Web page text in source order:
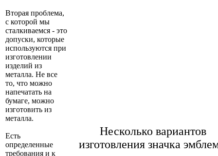
Вторая проблема,
с которой мы
сталкиваемся - это
допуски, которые
используются при
изготовлении
изделий из
металла. Не все
то, что можно
напечатать на
бумаге, можно
изготовить из
металла.
Есть
определенные
требования и к
Несколько вариантов
изготовления значка